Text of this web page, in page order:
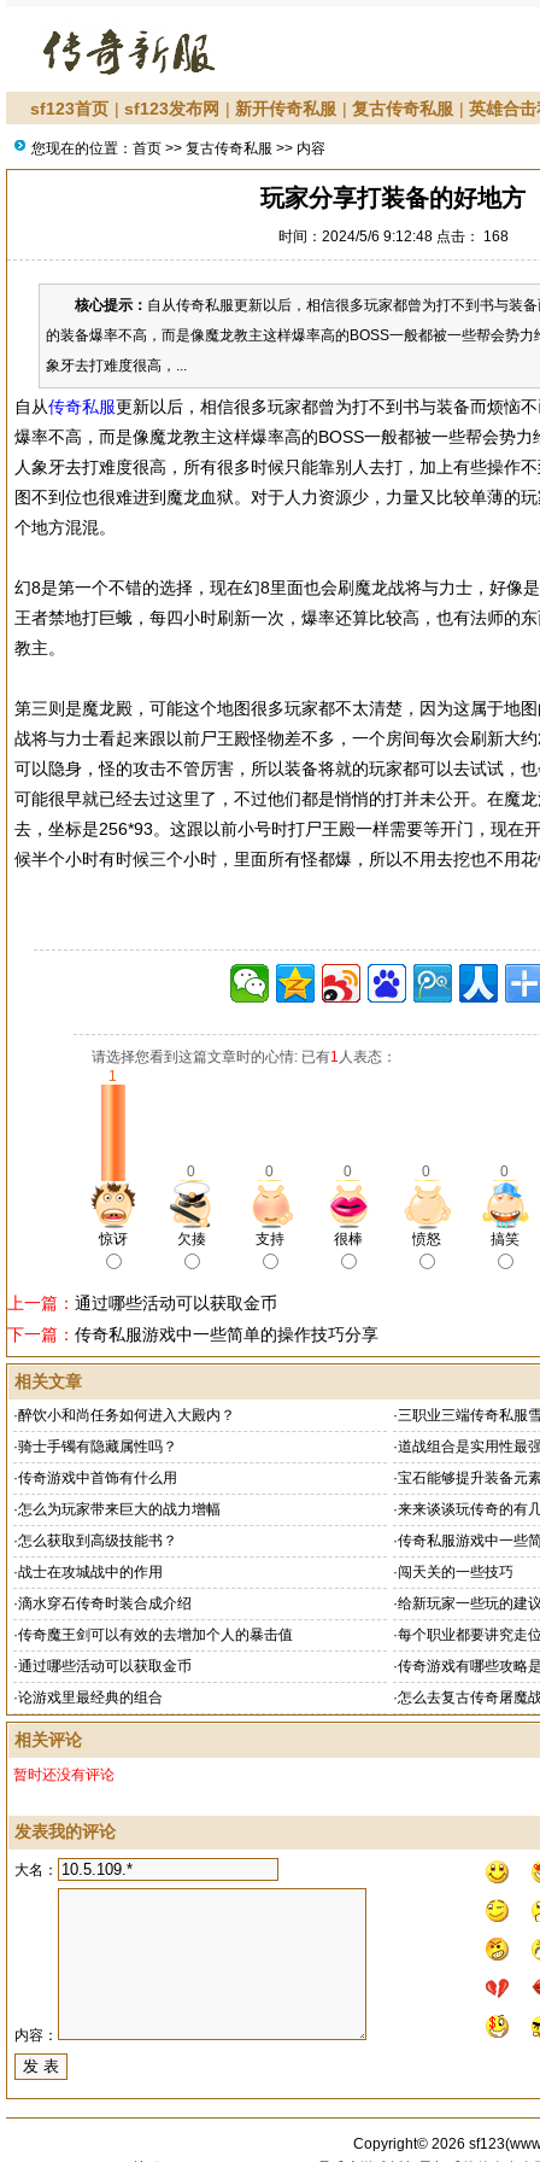
sf123首页 | sf123发布网 | 新开传奇私服 | 复古传奇私服 | 英雄合击
您现在的位置： 首页 >> 复古传奇私服 >> 内容
玩家分享打装备的好地方
时间：2024/5/6 9:12:48 点击： 168
核心提示： 自从传奇私服更新以后，相信很多玩家都曾为打不到书与装
的装备爆率不高，而是像魔龙教主这样爆率高的BOSS一般都被一些帮会势
象牙去打难度很高，...
自从传奇私服更新以后，相信很多玩家都曾为打不到书与装备而烦恼
爆率不高，而是像魔龙教主这样爆率高的BOSS一般都被一些帮会势
人象牙去打难度很高，所有很多时候只能靠别人去打，加上有些操作
图不到位也很难进到魔龙血狱。对于人力资源少，力量又比较单薄的
个地方混混。
幻8是第一个不错的选择，现在幻8里面也会刷魔龙战将与力士，好像
王者禁地打巨蛾，每四小时刷新一次，爆率还算比较高，也有法师的
教主。
第三则是魔龙殿，可能这个地图很多玩家都不太清楚，因为这属于地
战将与力士看起来跟以前尸王殿怪物差不多，一个房间每次会刷新大
可以隐身，怪的攻击不管厉害，所以装备将就的玩家都可以去试试，
可能很早就已经去过这里了，不过他们都是悄悄的打并未公开。在魔
去，坐标是256*93。这跟以前小号时打尸王殿一样需要等开门，现在
候半个小时有时候三个小时，里面所有怪都爆，所以不用去挖也不用
请选择您看到这篇文章时的心情: 已有1 人表态：
1
0 0 0 0 0
惊讶 欠揍 支持 很棒 愤怒 搞笑
上一篇： 通过哪些活动可以获取金币
下一篇： 传奇私服游戏中一些简单的操作技巧分享
相关文章
·醉饮小和尚任务如何进入大殿内？ ·三职业三端传奇私服
·骑士手镯有隐藏属性吗？ ·道战组合是实用性最
·传奇游戏中首饰有什么用 ·宝石能够提升装备元
·怎么为玩家带来巨大的战力增幅 ·来来谈谈玩传奇的有
·怎么获取到高级技能书？ ·传奇私服游戏中一些
·战士在攻城战中的作用 ·闯天关的一些技巧
·滴水穿石传奇时装合成介绍 ·给新玩家一些玩的建
·传奇魔王剑可以有效的去增加个人的暴击值 ·每个职业都要讲究走
·通过哪些活动可以获取金币 ·传奇游戏有哪些攻略
·论游戏里最经典的组合 ·怎么去复古传奇屠魔
相关评论
暂时还没有评论
发表我的评论
大名：
内容：
Copyright© 2026 sf123(